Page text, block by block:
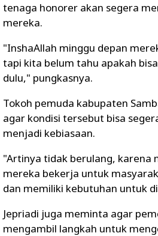
tenaga honorer akan segera
mereka.
"InshaAllah minggu depan
tapi kita belum tahu apakah
dulu," pungkasnya.
Tokoh pemuda kabupaten
agar kondisi tersebut bisa
menjadi kebiasaan.
"Artinya tidak berulang, karena
mereka bekerja untuk
dan memiliki kebutuhan untuk
Jepriadi juga meminta agar
mengambil langkah untuk